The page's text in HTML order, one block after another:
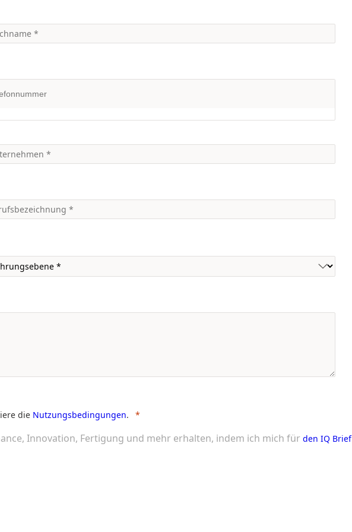
die Nutzungsbedingungen.
Innovation, Fertigung und mehr erhalten, indem ich mich für den IQ Brief